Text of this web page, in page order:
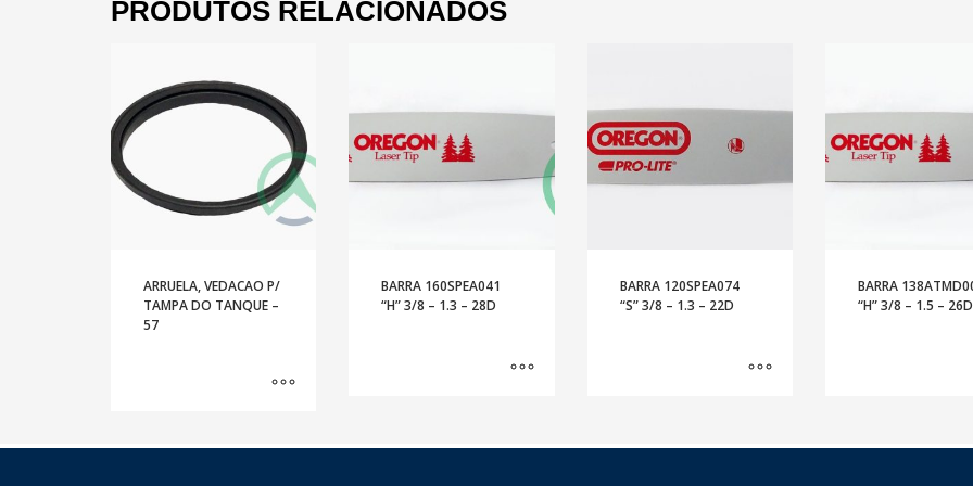
PRODUTOS RELACIONADOS
ARRUELA, VEDACAO P/
TAMPA DO TANQUE –
57
BARRA 160SPEA041
“H” 3/8 – 1.3 – 28D
BARRA 120SPEA074
“S” 3/8 – 1.3 – 22D
BARRA
“H” 3/8 – 1.5 – 26D